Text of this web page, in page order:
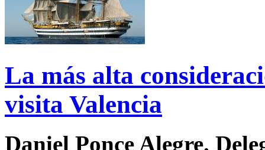
La más alta
visita Valencia
Daniel Ponce Alegre.